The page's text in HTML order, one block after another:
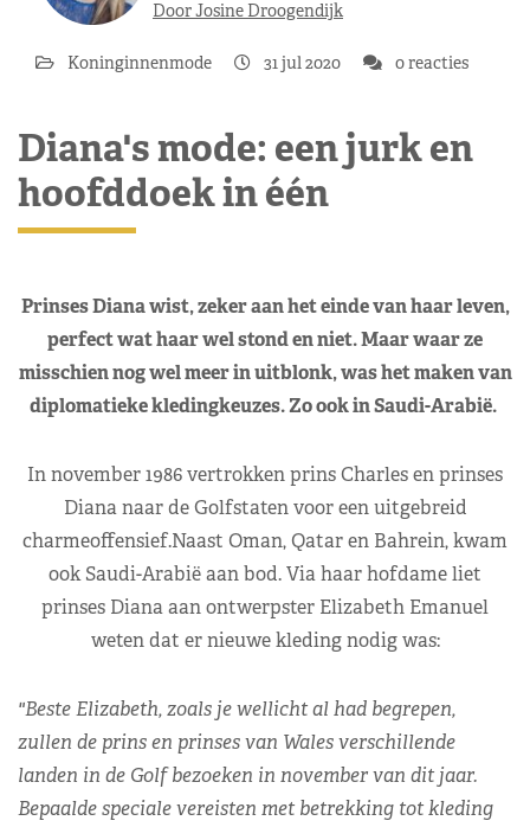
Door Josine Droogendijk
Koninginnenmode 31 jul 2020 0 reacties
Diana's mode: een jurk en
hoofddoek in één
Prinses Diana wist, zeker aan het einde van haar leven,
perfect wat haar wel stond en niet. Maar waar ze
misschien nog wel meer in uitblonk, was het maken van
diplomatieke kledingkeuzes. Zo ook in Saudi-Arabië.
In november 1986 vertrokken prins Charles en prinses
Diana naar de Golfstaten voor een uitgebreid
charmeoffensief.Naast Oman, Qatar en Bahrein, kwam
ook Saudi-Arabië aan bod. Via haar hofdame liet
prinses Diana aan ontwerpster Elizabeth Emanuel
weten dat er nieuwe kleding nodig was:
"Beste Elizabeth, zoals je wellicht al had begrepen,
zullen de prins en prinses van Wales verschillende
landen in de Golf bezoeken in november van dit jaar.
Bepaalde speciale vereisten met betrekking tot kleding